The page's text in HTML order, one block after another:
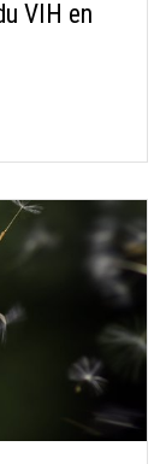
VIH en